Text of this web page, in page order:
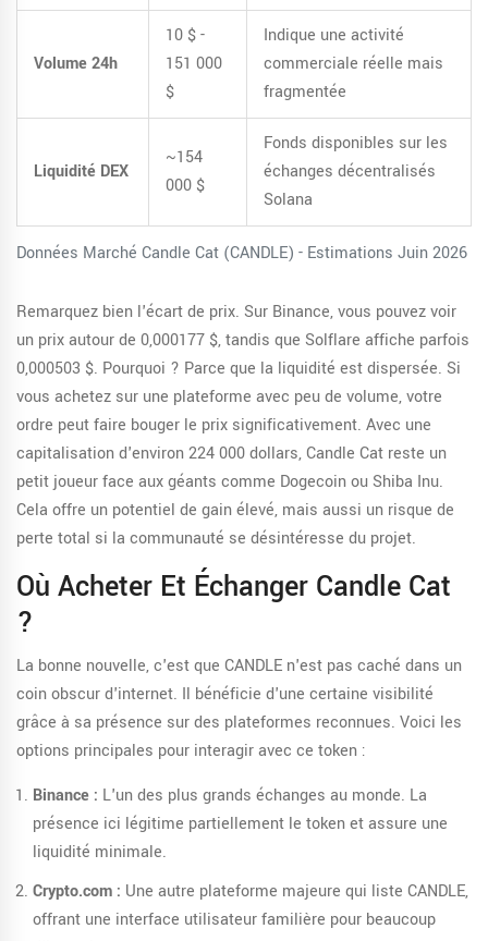
Données Marché Candle Cat (CANDLE) - Estimations Juin 2026
Volume 24h
10 $ -
151 000
$
Indique une activité
commerciale réelle mais
fragmentée
Liquidité DEX
~154
000 $
Fonds disponibles sur les
échanges décentralisés
Solana
Remarquez bien l'écart de prix. Sur Binance, vous pouvez voir
un prix autour de 0,000177 $, tandis que Solflare affiche parfois
0,000503 $. Pourquoi ? Parce que la liquidité est dispersée. Si
vous achetez sur une plateforme avec peu de volume, votre
ordre peut faire bouger le prix significativement. Avec une
capitalisation d'environ 224 000 dollars, Candle Cat reste un
petit joueur face aux géants comme Dogecoin ou Shiba Inu.
Cela offre un potentiel de gain élevé, mais aussi un risque de
perte total si la communauté se désintéresse du projet.
Où Acheter Et Échanger Candle Cat
?
La bonne nouvelle, c'est que CANDLE n'est pas caché dans un
coin obscur d'internet. Il bénéficie d'une certaine visibilité
grâce à sa présence sur des plateformes reconnues. Voici les
options principales pour interagir avec ce token :
Binance : L'un des plus grands échanges au monde. La
présence ici légitime partiellement le token et assure une
liquidité minimale.
Crypto.com : Une autre plateforme majeure qui liste CANDLE,
offrant une interface utilisateur familière pour beaucoup